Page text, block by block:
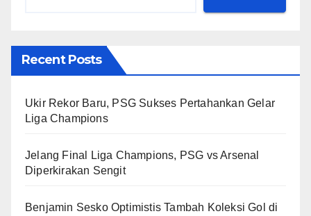
Recent Posts
Ukir Rekor Baru, PSG Sukses Pertahankan Gelar
Liga Champions
Jelang Final Liga Champions, PSG vs Arsenal
Diperkirakan Sengit
Benjamin Sesko Optimistis Tambah Koleksi Gol di